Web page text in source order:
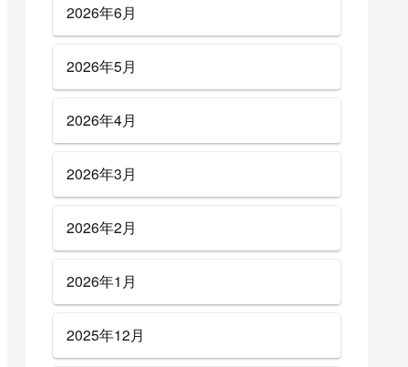
2026年6月
2026年5月
2026年4月
2026年3月
2026年2月
2026年1月
2025年12月